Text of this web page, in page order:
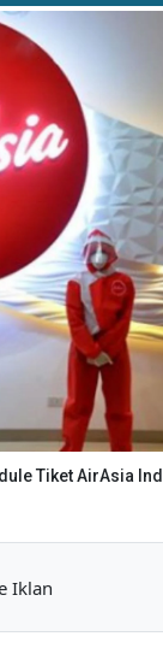
Tiket AirAsia
Iklan